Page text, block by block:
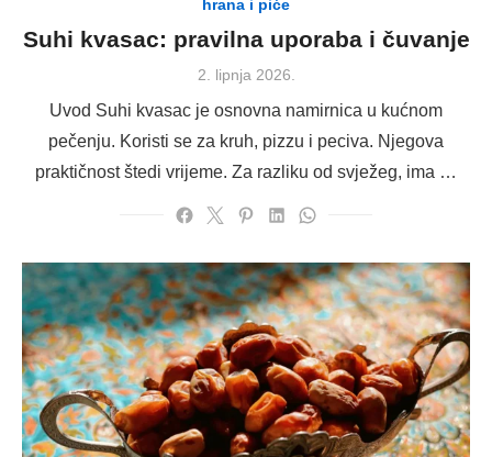
hrana i piće
Suhi kvasac: pravilna uporaba i čuvanje
Posted
2. lipnja 2026.
Uvod Suhi kvasac je osnovna namirnica u kućnom
pečenju. Koristi se za kruh, pizzu i peciva. Njegova
praktičnost štedi vrijeme. Za razliku od svježeg, ima …